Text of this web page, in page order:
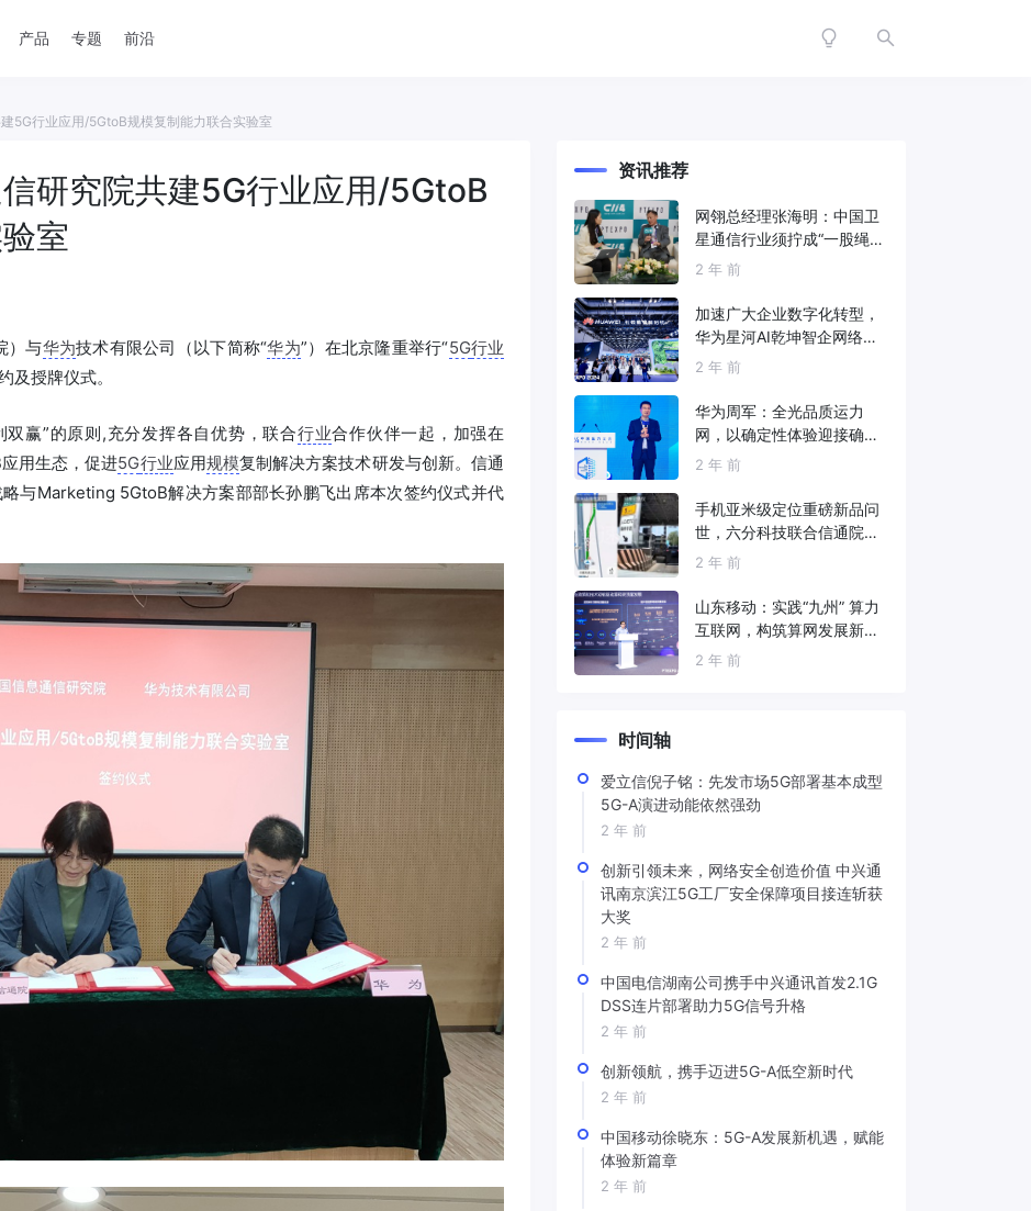
产品 专题 前沿
5G行业应用/5GtoB规模复制能力联合实验室
研究院共建5G行业应用/5GtoB
室
）与华为技术有限公司（以下简称“华为”）在北京隆重举行“5G行业
及授牌仪式。
赢”的原则,充分发挥各自优势，联合行业合作伙伴一起，加强在
用生态，促进5G行业应用规模复制解决方案技术研发与创新。信通
略与Marketing 5GtoB解决方案部部长孙鹏飞出席本次签约仪式并代
资讯推荐
网翎总经理张海明：中国卫
星通信行业须拧成“一股绳”
共同打造垂直产业链
2 年 前
加速广大企业数字化转型，
华为星河AI乾坤智企网络解
决方案亮相2024中国国际信
2 年 前
华为周军：全光品质运力
网，以确定性体验迎接确定
性的智能时代
2 年 前
手机亚米级定位重磅新品问
世，六分科技联合信通院发
布免费服务
2 年 前
山东移动：实践“九州” 算力
互联网，构筑算网发展新底
座
2 年 前
时间轴
爱立信倪子铭：先发市场5G部署基本成型
5G-A演进动能依然强劲
2 年 前
创新引领未来，网络安全创造价值 中兴通
讯南京滨江5G工厂安全保障项目接连斩获
大奖
2 年 前
中国电信湖南公司携手中兴通讯首发2.1G
DSS连片部署助力5G信号升格
2 年 前
创新领航，携手迈进5G-A低空新时代
2 年 前
中国移动徐晓东：5G-A发展新机遇，赋能
体验新篇章
2 年 前